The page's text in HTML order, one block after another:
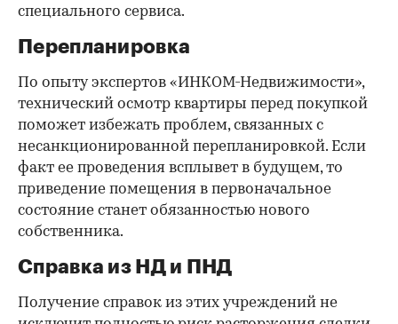
специального сервиса.
Перепланировка
По опыту экспертов «ИНКОМ-Недвижимости»,
технический осмотр квартиры перед покупкой
поможет избежать проблем, связанных с
несанкционированной перепланировкой. Если
факт ее проведения всплывет в будущем, то
приведение помещения в первоначальное
состояние станет обязанностью нового
собственника.
Справка из НД и ПНД
Получение справок из этих учреждений не